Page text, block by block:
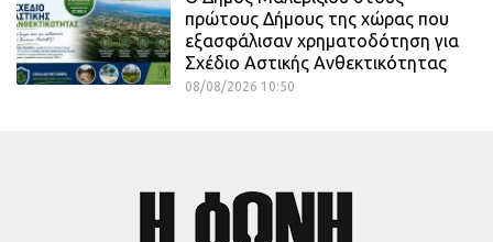
πρώτους Δήμους της χώρας που
εξασφάλισαν χρηματοδότηση για
Σχέδιο Αστικής Ανθεκτικότητας
08/08/2026 10:50